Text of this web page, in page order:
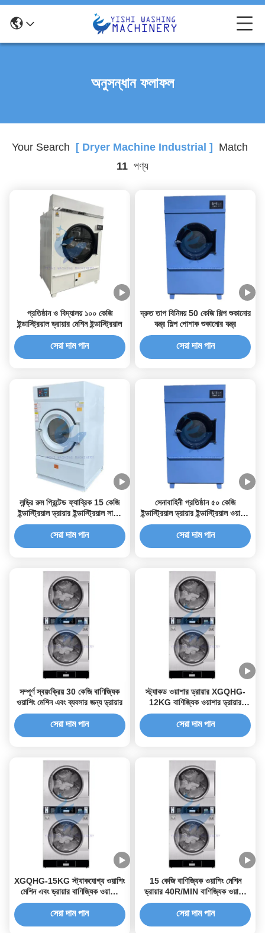
অনুসন্ধান ফলাফল
Your Search [ Dryer Machine Industrial ]
Match
11 পণ্য
প্রতিষ্ঠান ও বিদ্যালয় ১০০ কেজি
ইন্ডাস্ট্রিয়াল ড্রায়ার মেশিন ইন্ডাস্ট্রিয়াল
সেরা দাম পান
দ্রুত তাপ বিনিময় 50 কেজি শিল্প শুকানোর
যন্ত্র শিল্প পোশাক শুকানোর যন্ত্র
সেরা দাম পান
লন্ড্রি রুম প্রিন্টেড ফ্যাব্রিক 15 কেজি
ইন্ডাস্ট্রিয়াল ড্রায়ার ইন্ডাস্ট্রিয়াল সাইজ
ওয়াশিং মেশিন এবং ড্রায়ার
সেরা দাম পান
সেনাবাহিনী প্রতিষ্ঠান ৫০ কেজি
ইন্ডাস্ট্রিয়াল ড্রায়ার ইন্ডাস্ট্রিয়াল ওয়াশার
অ্যান্ড ড্রায়ার
সেরা দাম পান
সম্পূর্ণ স্বয়ংক্রিয় 30 কেজি বাণিজ্যিক
ওয়াশিং মেশিন এবং ব্যবসার জন্য ড্রায়ার
সেরা দাম পান
স্ট্যাকড ওয়াশার ড্রায়ার XGQHG-
12KG বাণিজ্যিক ওয়াশার ড্রায়ার
52rpm
সেরা দাম পান
XGQHG-15KG স্ট্যাকযোগ্য ওয়াশিং
মেশিন এবং ড্রায়ার বাণিজ্যিক ওয়াশিং
মেশিন ড্রায়ার
সেরা দাম পান
15 কেজি বাণিজ্যিক ওয়াশিং মেশিন
ড্রায়ার 40R/MIN বাণিজ্যিক ওয়াশিং
মেশিন এবং ড্রায়ার
সেরা দাম পান